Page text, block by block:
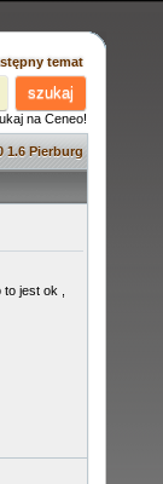
temat
szukaj
na Ceneo!
1.6 Pierburg
jest ok ,